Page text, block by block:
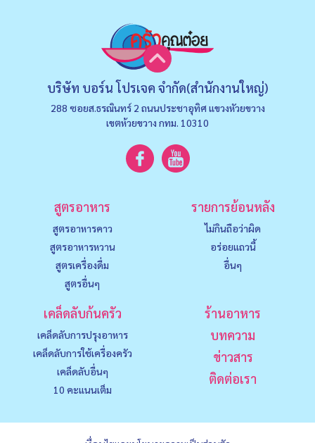
บริษัท บอร์น โปรเจค จำกัด(สำนักงานใหญ่)
288 ซอยส.ธรณินทร์ 2 ถนนประชาอุทิศ แขวงหัวยขวาง
เขตห้วยขวาง กทม. 10310
สูตรอาหาร
สูตรอาหารคาว
สูตรอาหารหวาน
สูตรเครื่องดื่ม
สูตรอื่นๆ
รายการย้อนหลัง
ไม่กินถือว่าผิด
อร่อยแถวนี้
อื่นๆ
เคล็ดลับก้นครัว
เคล็ดลับการปรุงอาหาร
เคล็ดลับการใช้เครื่องครัว
เคล็ดลับอื่นๆ
10 คะแนนเต็ม
ร้านอาหาร
บทความ
ข่าวสาร
ติดต่อเรา